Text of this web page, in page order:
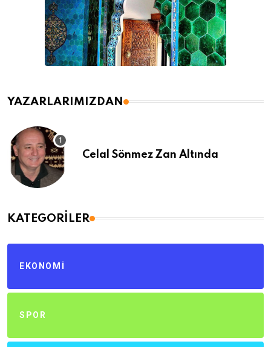
YAZARLARIMIZDAN
Celal Sönmez Zan Altında
KATEGORILER
EKONOMI
SPOR